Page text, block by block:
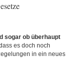
sogar ob überhaupt
es doch noch
in ein neues